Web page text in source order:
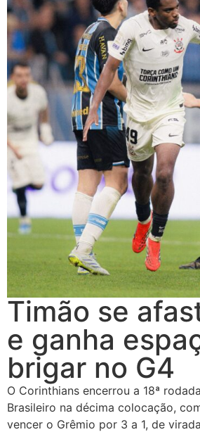
Timão se
e ganha
brigar no G4
O Corinthians encerrou a 18ª
Brasileiro na décima colocação,
vencer o Grêmio por 3 a 1, de